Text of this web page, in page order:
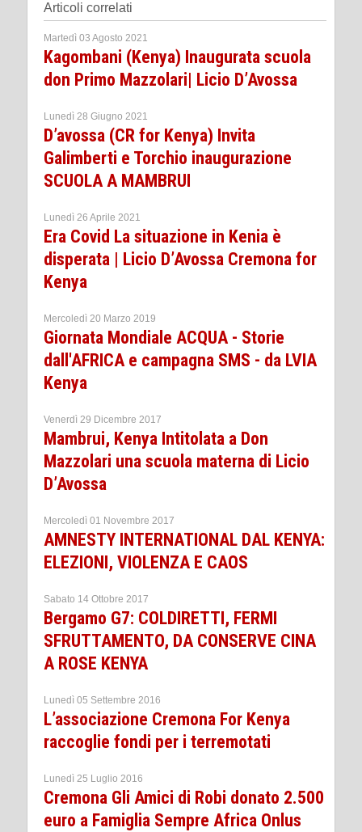
Articoli correlati
Martedì 03 Agosto 2021
Kagombani (Kenya) Inaugurata scuola
don Primo Mazzolari| Licio D’Avossa
Lunedì 28 Giugno 2021
D’avossa (CR for Kenya) Invita
Galimberti e Torchio inaugurazione
SCUOLA A MAMBRUI
Lunedì 26 Aprile 2021
Era Covid La situazione in Kenia è
disperata | Licio D’Avossa Cremona for
Kenya
Mercoledì 20 Marzo 2019
Giornata Mondiale ACQUA - Storie
dall'AFRICA e campagna SMS - da LVIA
Kenya
Venerdì 29 Dicembre 2017
Mambrui, Kenya Intitolata a Don
Mazzolari una scuola materna di Licio
D’Avossa
Mercoledì 01 Novembre 2017
AMNESTY INTERNATIONAL DAL KENYA:
ELEZIONI, VIOLENZA E CAOS
Sabato 14 Ottobre 2017
Bergamo G7: COLDIRETTI, FERMI
SFRUTTAMENTO, DA CONSERVE CINA
A ROSE KENYA
Lunedì 05 Settembre 2016
L’associazione Cremona For Kenya
raccoglie fondi per i terremotati
Lunedì 25 Luglio 2016
Cremona Gli Amici di Robi donato 2.500
euro a Famiglia Sempre Africa Onlus